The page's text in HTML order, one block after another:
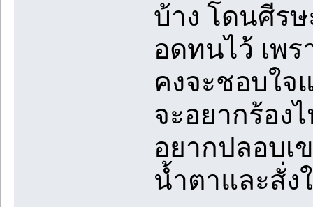
บ้าง โดนศีรษ
อดทนไว้ เพร
คงจะชอบใจ
จะอยากร้อง
อยากปลอบเ
น้ำตาและสั่ง